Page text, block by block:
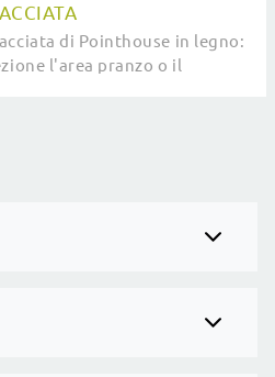
di Pointhouse in legno:
l'area pranzo o il